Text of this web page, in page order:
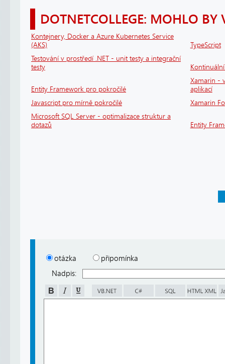
DOTNETCOLLEGE: MOHLO BY
Kontejnery, Docker a Azure Kubernetes Service
(AKS)
TypeScript
Testování v prostředí .NET - unit testy a integrační
testy
Entity Framework pro pokročilé
Xamarin -
aplikací
Javascript pro mírně pokročilé
Xamarin
Microsoft SQL Server - optimalizace struktur a
dotazů
Entity
otázka
připomínka
Nadpis: